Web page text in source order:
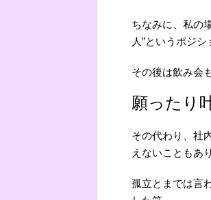
ちなみに、私の
人”というポジシ
その後は飲み会
願ったり
その代わり、社
えないこともあ
孤立とまでは言